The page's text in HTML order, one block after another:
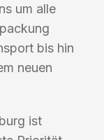
um alle
bis hin
neuen
ist